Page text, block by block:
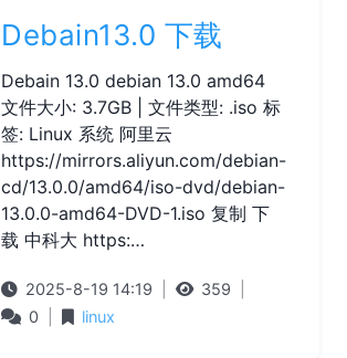
Debain13.0 下载
Debain 13.0 debian 13.0 amd64
文件大小: 3.7GB | 文件类型: .iso 标
签: Linux 系统 阿里云
https://mirrors.aliyun.com/debian-
cd/13.0.0/amd64/iso-dvd/debian-
13.0.0-amd64-DVD-1.iso 复制 下
载 中科大 https:…
2025-8-19 14:19 359
0
linux